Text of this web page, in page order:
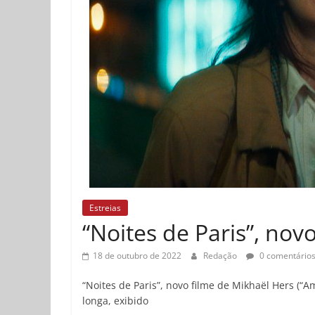
Estreias
“Noites de Paris”,
18 de outubro de 2022 Redação 0 comentários
“Noites de Paris”, novo filme de Mikhaël Hers
longa, exibido